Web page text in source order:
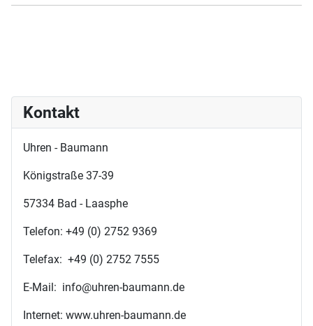
Kontakt
Uhren - Baumann
Königstraße 37-39
57334 Bad - Laasphe
Telefon: +49 (0) 2752 9369
Telefax: +49 (0) 2752 7555
E-Mail: info@uhren-baumann.de
Internet: www.uhren-baumann.de